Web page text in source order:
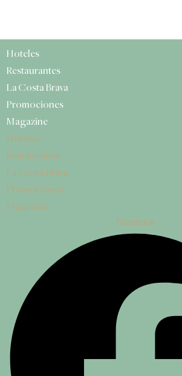
Hoteles
Restaurantes
La Costa Brava
Promociones
Magazine
Hoteles
Restaurantes
La Costa Brava
Promociones
Magazine
Facebook